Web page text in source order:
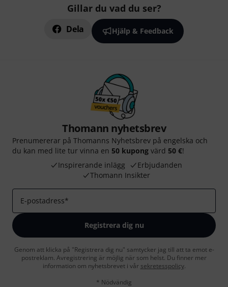
Gillar du vad du ser?
Dela Hjälp & Feedback
Thomann nyhetsbrev
Prenumererar på Thomanns Nyhetsbrev på engelska och
du kan med lite tur vinna en 50 kupong värd 50 €!
Inspirerande inlägg
Erbjudanden
Thomann Insikter
E-postadress*
Registrera dig nu
Genom att klicka på "Registrera dig nu" samtycker jag till att ta emot e-
postreklam. Avregistrering är möjlig när som helst. Du finner mer
information om nyhetsbrevet i vår sekretesspolicy.
* Nödvändig